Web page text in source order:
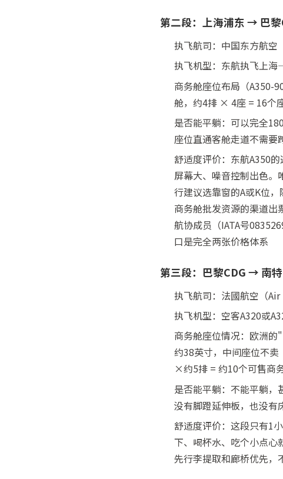
第二段：上海浦东 → 巴黎
执飞航司：中国东方航空
执飞机型：东航执飞上海
商务舱座位布局（A350-
舱，约4排 × 4座 = 16个
是否能平躺：可以完全
座位直通客舱走道不需要
舒适度评价：东航A350
屏幕大、噪音控制出色
行建议选靠窗的A或K位
商务舱批发资源的渠道
航协成员（IATA号
口是完全两张价格体系
第三段：巴黎CDG → 南特
执飞航司：法國航空（Air
执飞机型：空客A320或
商务舱座位情况：欧洲
约38英寸，中间座位不
×约5排 = 约10个可售商
是否能平躺：不能平躺，
没有脚蹬延伸板，也没有
舒适度评价：这段只有1
下、喝杯水、吃个小点
先行李提取和廊桥优先，